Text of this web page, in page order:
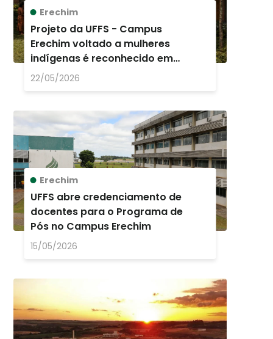
Erechim
Projeto da UFFS - Campus
Erechim voltado a mulheres
indígenas é reconhecido em
concurso nacional de
22/05/2026
Erechim
UFFS abre credenciamento de
docentes para o Programa de
Pós no Campus Erechim
15/05/2026